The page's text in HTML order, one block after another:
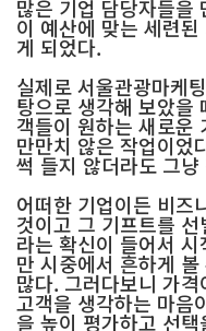
많은 기업 담당자들을
이 예산에 맞는 세련
게 되었다.
실제로 서울관광마케
탕으로 생각해 보았을
객들이 원하는 새로운
만만치 않은 작업이었
썩 들지 않더라도 그
어떠한 기업이든 비즈
것이고 그 기프트를
라는 확신이 들어서
만 시중에서 흔하게
많다. 그러다보니 가
고객을 생각하는 마음
을 높이 평가하고 선